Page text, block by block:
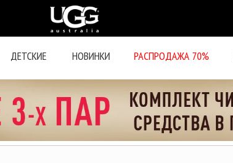
ДЕТСКИЕ НОВИНКИ РАСПРОДАЖА 70%